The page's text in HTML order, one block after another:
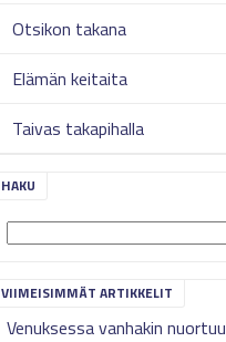
Otsikon takana
Elämän keitaita
Taivas takapihalla
HAKU
VIIMEISIMMÄT ARTIKKELIT
Venuksessa vanhakin nuortuu